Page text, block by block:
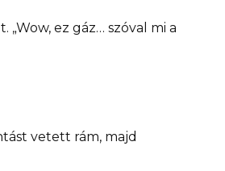
„Wow, ez gáz… szóval mi a
vetett rám, majd